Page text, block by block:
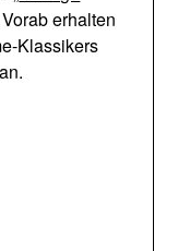
erhalten
Klassikers